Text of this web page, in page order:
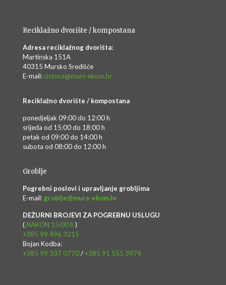
Reciklažno dvorište / kompostana
Adresa reciklažnog dvorišta:
Martinska 151A
40315 Mursko Središće
E-mail: cistoca@murs-ekom.hr
Reciklažno dvorište / kompostana
ponedjeljak 09:00 do 12:00 h
srijeda od 15:00 do 18:00 h
petak od 09:00 do 14:00 h
subota od 08:00 do 12:00 h
Groblje
Pogrebni poslovi i upravljanje grobljima
E-mail: groblje@murs-ekom.hr
DEŽURNI BROJEVI ZA POGREBNU USLUGU
( NAKON 15:00 h )
+385 99 496 3215
Bojan Kodba:
+385 99 337 0770/+385 91 555 3974